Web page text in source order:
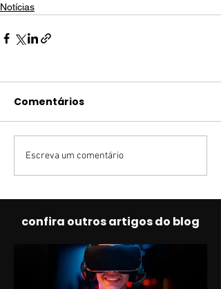
Notícias
Comentários
Escreva um comentário
confira outros artigos do blog